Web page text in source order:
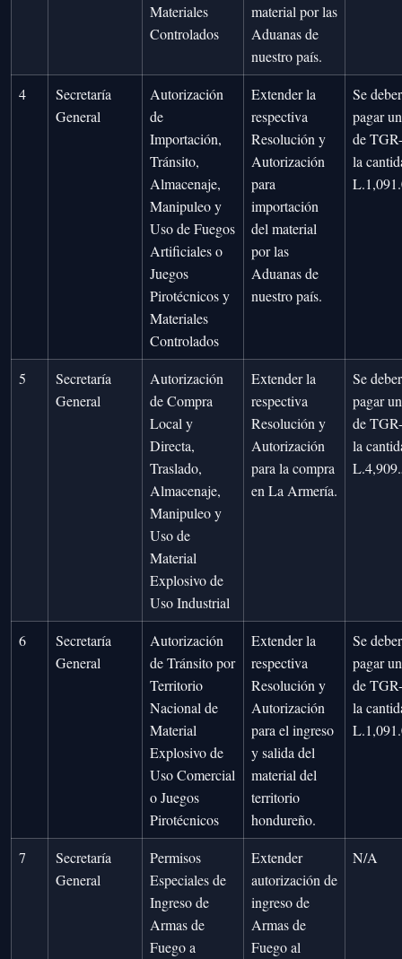
Materiales
Controlados
material por las
Aduanas de
nuestro país.
4
Secretaría
General
Autorización
de
Importación,
Tránsito,
Almacenaje,
Manipuleo y
Uso de Fuegos
Artificiales o
Juegos
Pirotécnicos y
Materiales
Controlados
Extender la
respectiva
Resolución y
Autorización
para
importación
del material
por las
Aduanas de
nuestro país.
Se
pagar
de
la
5
Secretaría
General
Autorización
de Compra
Local y
Directa,
Traslado,
Almacenaje,
Manipuleo y
Uso de
Material
Explosivo de
Uso Industrial
Extender la
respectiva
Resolución y
Autorización
para la compra
en La Armería.
Se
pagar
de
la
6
Secretaría
General
Autorización
de Tránsito por
Territorio
Nacional de
Material
Explosivo de
Uso Comercial
o Juegos
Pirotécnicos
Extender la
respectiva
Resolución y
Autorización
para el ingreso
y salida del
material del
territorio
hondureño.
Se
pagar
de
la
7
Secretaría
General
Permisos
Especiales de
Ingreso de
Armas de
Fuego a
Extender
autorización de
ingreso de
Armas de
Fuego al
N/A